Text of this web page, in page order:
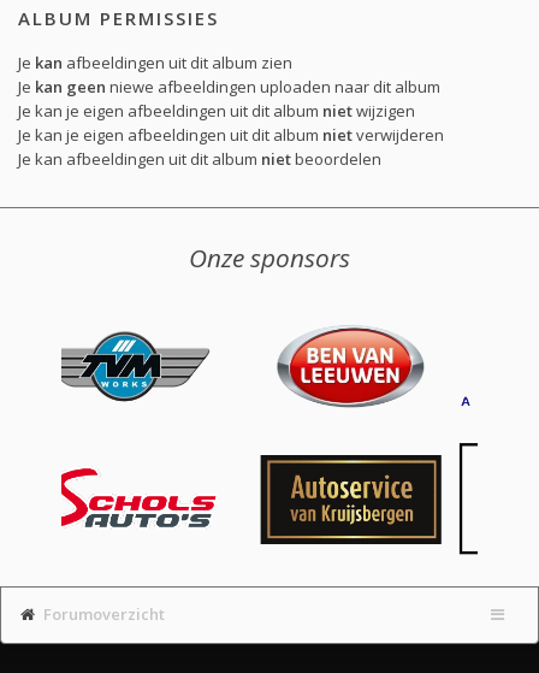
ALBUM PERMISSIES
Je kan afbeeldingen uit dit album zien
Je kan geen niewe afbeeldingen uploaden naar dit album
Je kan je eigen afbeeldingen uit dit album nietwijzigen
Je kan je eigen afbeeldingen uit dit album nietverwijderen
Je kan afbeeldingen uit dit album nietbeoordelen
Onze sponsors
Forumoverzicht